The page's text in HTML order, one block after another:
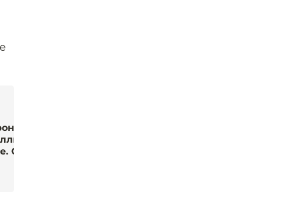
подало
иск к
Он уже не первый